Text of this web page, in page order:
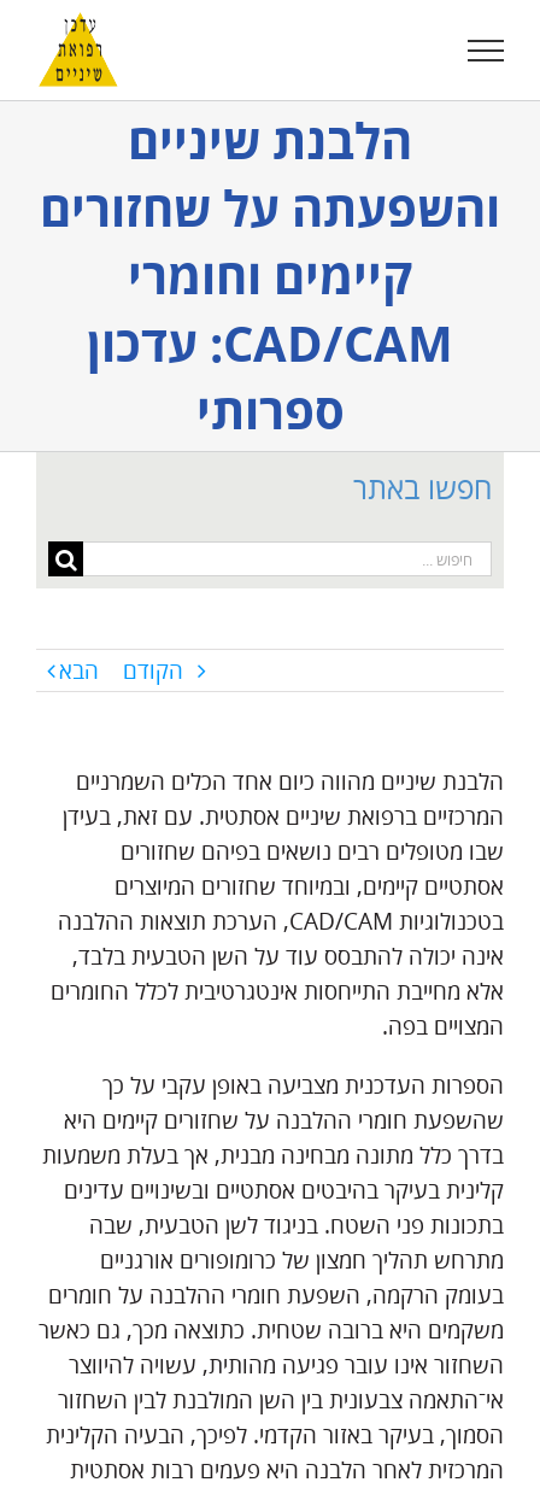
לתוכן
הלבנת שיניים
והשפעתה על שחזורים
קיימים וחומרי
CAD/CAM: עדכון
ספרותי
הקודם הבא
הלבנת שיניים מהווה כיום אחד הכלים השמרניים
המרכזיים ברפואת שיניים אסתטית. עם זאת, בעידן
שבו מטופלים רבים נושאים בפיהם שחזורים
אסתטיים קיימים, ובמיוחד שחזורים המיוצרים
בטכנולוגיות CAD/CAM, הערכת תוצאות ההלבנה
אינה יכולה להתבסס עוד על השן הטבעית בלבד,
אלא מחייבת התייחסות אינטגרטיבית לכלל החומרים
המצויים בפה.
הספרות העדכנית מצביעה באופן עקבי על כך
שהשפעת חומרי ההלבנה על שחזורים קיימים היא
בדרך כלל מתונה מבחינה מבנית, אך בעלת משמעות
קלינית בעיקר בהיבטים אסתטיים ובשינויים עדינים
בתכונות פני השטח. בניגוד לשן הטבעית, שבה
מתרחש תהליך חמצון של כרומופורים אורגניים
בעומק הרקמה, השפעת חומרי ההלבנה על חומרים
משקמים היא ברובה שטחית. כתוצאה מכך, גם כאשר
השחזור אינו עובר פגיעה מהותית, עשויה להיווצר
אי־התאמה צבעונית בין השן המולבנת לבין השחזור
הסמוך, בעיקר באזור הקדמי. לפיכך, הבעיה הקלינית
המרכזית לאחר הלבנה היא פעמים רבות אסתטית
חפשו באתר
חיפוש...